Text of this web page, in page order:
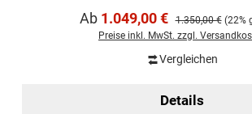
Verkaufspreis:
Ab 1.049,00 € Regulärer Preis:
1.350,00 € (22%
Preise inkl. MwSt. zzgl.
Vergleichen
Details